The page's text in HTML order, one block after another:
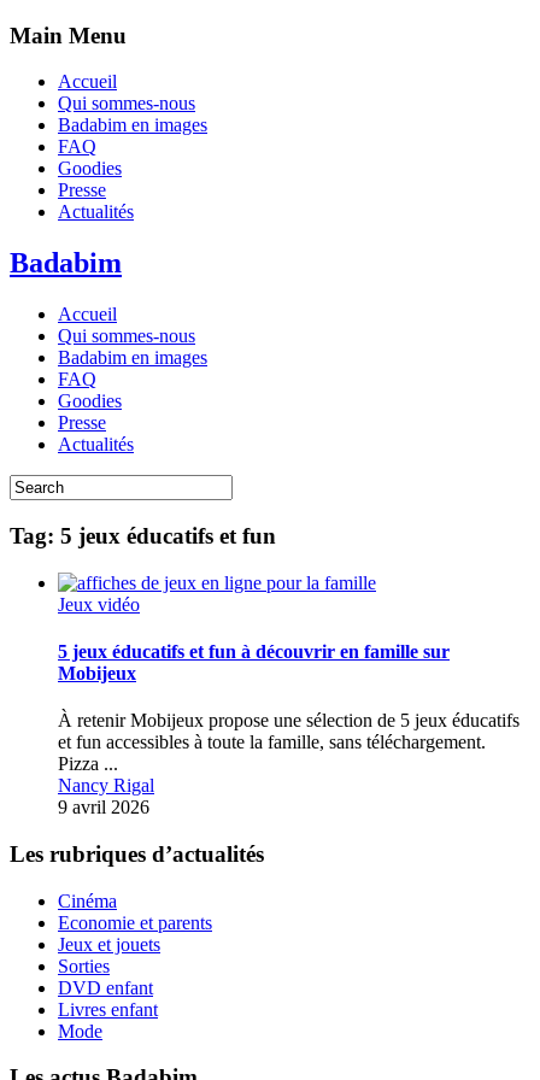
Main Menu
Accueil
Qui sommes-nous
Badabim en images
FAQ
Goodies
Presse
Actualités
Badabim
Accueil
Qui sommes-nous
Badabim en images
FAQ
Goodies
Presse
Actualités
Tag: 5 jeux éducatifs et fun
Jeux vidéo
5 jeux éducatifs et fun à découvrir en famille sur
Mobijeux
À retenir Mobijeux propose une sélection de 5 jeux éducatifs
et fun accessibles à toute la famille, sans téléchargement.
Pizza ...
Nancy Rigal
9 avril 2026
Les rubriques d’actualités
Cinéma
Economie et parents
Jeux et jouets
Sorties
DVD enfant
Livres enfant
Mode